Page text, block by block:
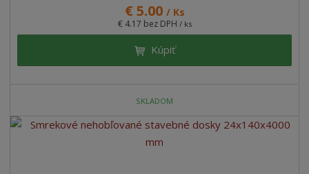
€ 5.00 / Ks
€ 4.17 bez DPH / ks
Kúpiť
SKLADOM